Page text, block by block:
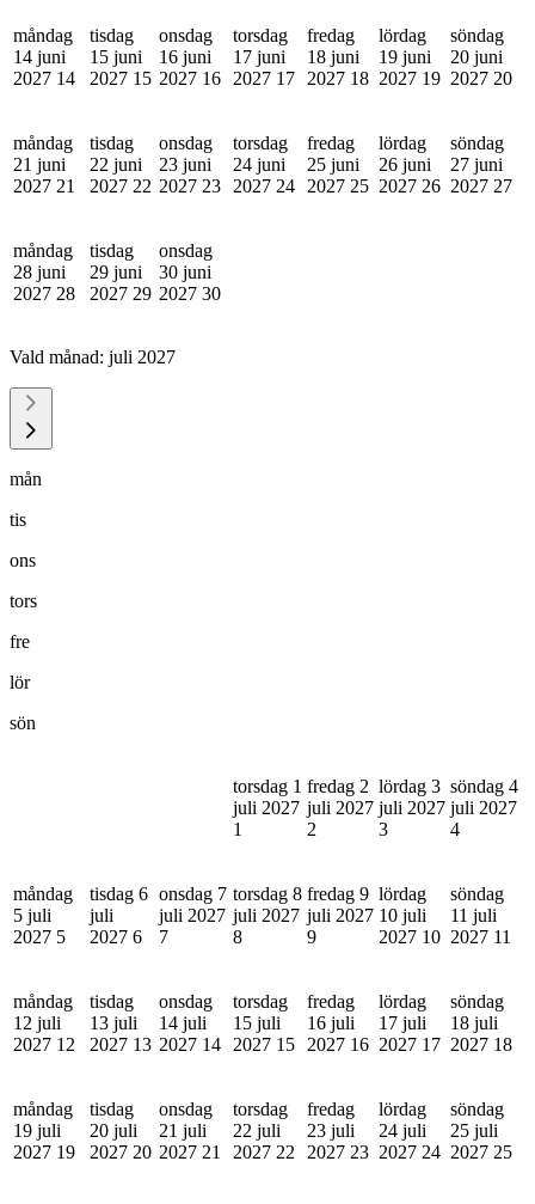
måndag
14 juni
2027 14
tisdag
15 juni
2027 15
onsdag
16 juni
2027 16
torsdag
17 juni
2027 17
fredag
18 juni
2027 18
lördag
19 juni
2027 19
söndag
20 juni
2027 20
måndag
21 juni
2027 21
tisdag
22 juni
2027 22
onsdag
23 juni
2027 23
torsdag
24 juni
2027 24
fredag
25 juni
2027 25
lördag
26 juni
2027 26
söndag
27 juni
2027 27
måndag
28 juni
2027 28
tisdag
29 juni
2027 29
onsdag
30 juni
2027 30
Vald månad: juli 2027
mån
tis
ons
tors
fre
lör
sön
torsdag 1
juli 2027
1
fredag 2
juli 2027
2
lördag 3
juli 2027
3
söndag 4
juli 2027
4
måndag
5 juli
2027 5
tisdag 6
juli
2027 6
onsdag 7
juli 2027
7
torsdag 8
juli 2027
8
fredag 9
juli 2027
9
lördag
10 juli
2027 10
söndag
11 juli
2027 11
måndag
12 juli
2027 12
tisdag
13 juli
2027 13
onsdag
14 juli
2027 14
torsdag
15 juli
2027 15
fredag
16 juli
2027 16
lördag
17 juli
2027 17
söndag
18 juli
2027 18
måndag
19 juli
2027 19
tisdag
20 juli
2027 20
onsdag
21 juli
2027 21
torsdag
22 juli
2027 22
fredag
23 juli
2027 23
lördag
24 juli
2027 24
söndag
25 juli
2027 25